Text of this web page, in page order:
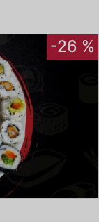
-26 %